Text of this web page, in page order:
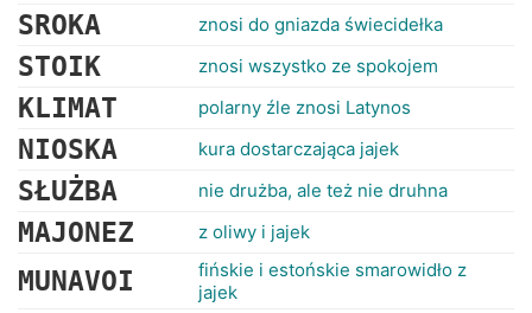
SROKA znosi do gniazda świecidełka
STOIK znosi wszystko ze spokojem
KLIMAT polarny źle znosi Latynos
NIOSKA kura dostarczająca jajek
SŁUŻBA nie drużba, ale też nie druhna
MAJONEZ z oliwy i jajek
MUNAVOI
fińskie i estońskie smarowidło z
jajek